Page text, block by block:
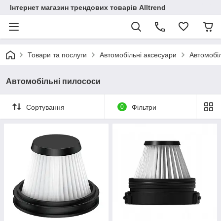
Інтернет магазин трендових товарів Alltrend
Товари та послуги Автомобільні аксесуари
Автомобільні пилососи
Сортування 0 Фільтри